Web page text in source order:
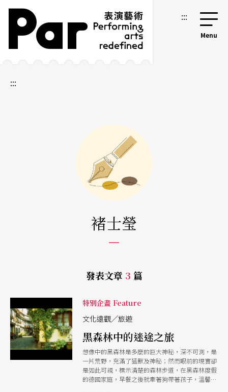
跳到主要內容區塊
網站導覽 :::
:::
褚士瑩
發表文章 3 篇
特別企畫 Feature
文化遠觀╱旅遊
黑森林中的迷途之旅
想像中的黑森林是多麼的巨大神秘，深不可測，是
一片荒野，充滿了猛獸及神秘；然而眼前的現實卻
是如此可親，標示清楚的森林步道，在黑森林度假
的德國家庭，早餐之後就牽著狗帶著孩子，溫馨享